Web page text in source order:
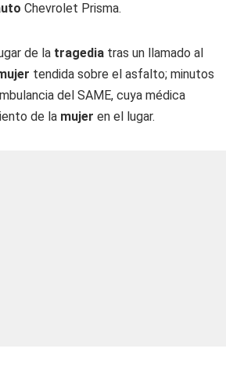
Chevrolet Prisma.
de la tragedia tras un llamado al
tendida sobre el asfalto; minutos
del SAME, cuya médica
de la mujer en el lugar.